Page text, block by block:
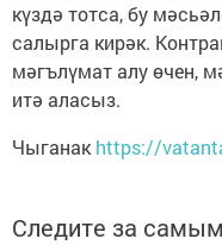
күздә тотса, бу
салырга кирәк.
мәгълүмат алу өчен,
итә аласыз.
Чыганакhttps://
Следите за